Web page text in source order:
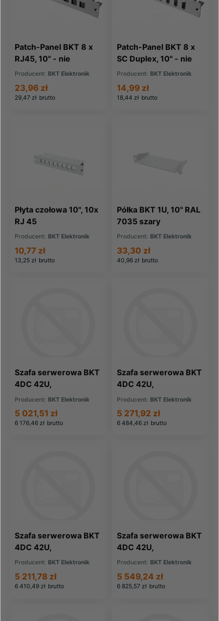
Patch-Panel BKT 8 x
RJ45, 10" - nie
wyposażony RAL
Producent: BKT Elektronik
29,47 zł brutto
23,96 zł
Patch-Panel BKT 8 x
SC Duplex, 10" - nie
wyposażony RAL
Producent: BKT Elektronik
18,44 zł brutto
14,99 zł
Płyta czołowa 10'', 10x
RJ 45
Producent: BKT Elektronik
13,25 zł brutto
10,77 zł
Półka BKT 1U, 10" RAL
7035 szary
Producent: BKT Elektronik
40,96 zł brutto
33,30 zł
Szafa serwerowa BKT
4DC 42U,
600/1000/1980,
szer./gł./wys. mm.,
drzwi przednie
Producent: BKT Elektronik
6 176,46 zł brutto
5 021,51 zł
Szafa serwerowa BKT
4DC 42U,
600/1200/1980,
szer./gł./wys. mm.,
drzwi przednie i tylne
Producent: BKT Elektronik
6 484,46 zł brutto
5 271,92 zł
Szafa serwerowa BKT
4DC 42U,
600/1200/1980,
drzwi przednie
Producent: BKT Elektronik
6 410,49 zł brutto
5 211,78 zł
Szafa serwerowa BKT
4DC 42U,
800/1000/1980,
drzwi przednie i tylne
Producent: BKT Elektronik
6 825,57 zł brutto
5 549,24 zł